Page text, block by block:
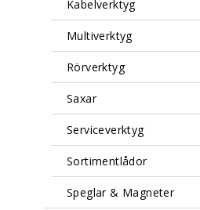
Kabelverktyg
Multiverktyg
Rörverktyg
Saxar
Serviceverktyg
Sortimentlådor
Speglar & Magneter